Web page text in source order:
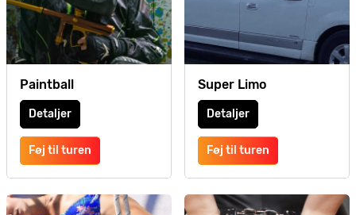
Paintball
Detaljer
Føj til turen
Super Limo
Detaljer
Føj til turen